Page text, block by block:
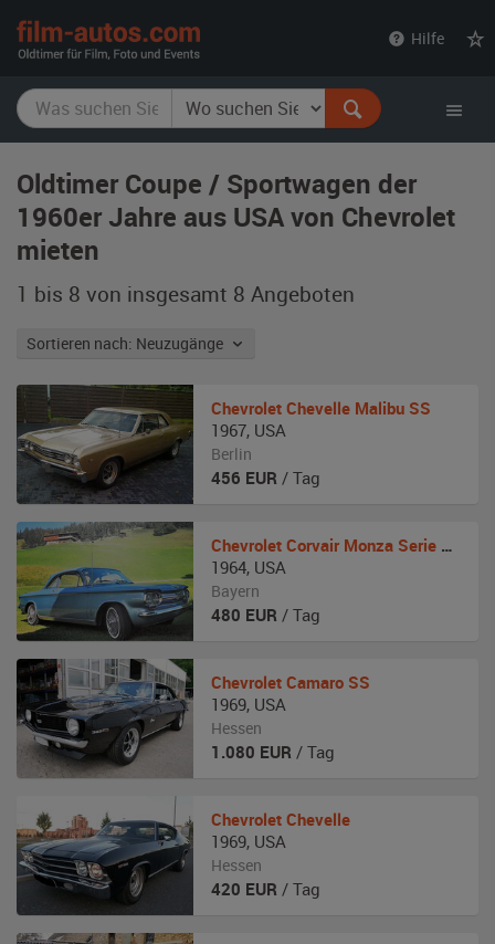
Hilfe
Oldtimer Coupe / Sportwagen der
1960er Jahre aus USA von Chevrolet
mieten
1 bis 8 von insgesamt 8 Angeboten
Sortieren nach: Neuzugänge
Chevrolet Chevelle Malibu SS
1967, USA
Berlin
456 EUR / Tag
Chevrolet Corvair Monza Serie 900 Coupe
1964, USA
Bayern
480 EUR / Tag
Chevrolet Camaro SS
1969, USA
Hessen
1.080 EUR / Tag
Chevrolet Chevelle
1969, USA
Hessen
420 EUR / Tag